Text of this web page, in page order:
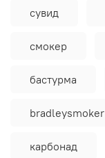
сувид
смокер
бастурма
bradleysmoker
карбонад